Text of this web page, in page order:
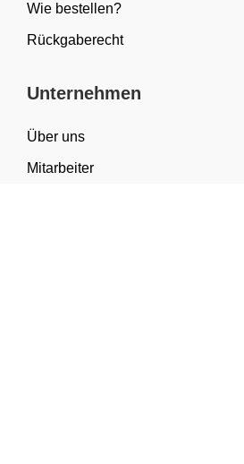
Wie bestellen?
Rückgaberecht
Unternehmen
Über uns
Mitarbeiter